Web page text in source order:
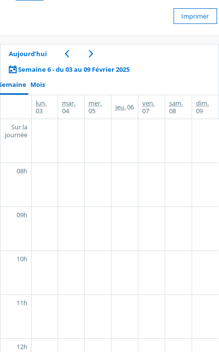
Imprimer
Aujourd’hui
Semaine 6 - du 03 au 09 Février 2025
Mois
lun.
03
mar.
04
mer.
05
jeu.06
ven.
07
sam.
08
dim.
09
Sur la
journée
08h
09h
10h
11h
12h